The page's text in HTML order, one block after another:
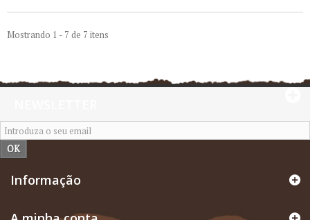
Mostrando 1 - 7 de 7 itens
OK
Informação